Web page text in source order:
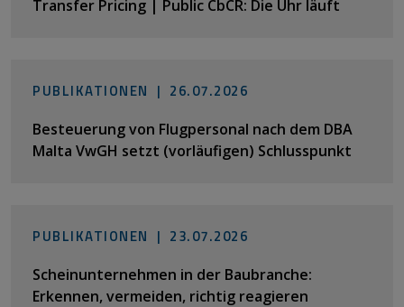
Transfer Pricing | Public CbCR: Die Uhr läuft
PUBLIKATIONEN | 26.07.2026
Besteuerung von Flugpersonal nach dem DBA
Malta VwGH setzt (vorläufigen) Schlusspunkt
PUBLIKATIONEN | 23.07.2026
Scheinunternehmen in der Baubranche:
Erkennen, vermeiden, richtig reagieren